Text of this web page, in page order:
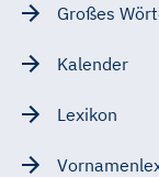
Großes
Kalender
Lexikon